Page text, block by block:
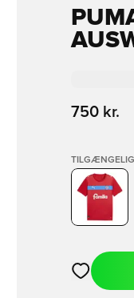
750 kr.
Åbner en